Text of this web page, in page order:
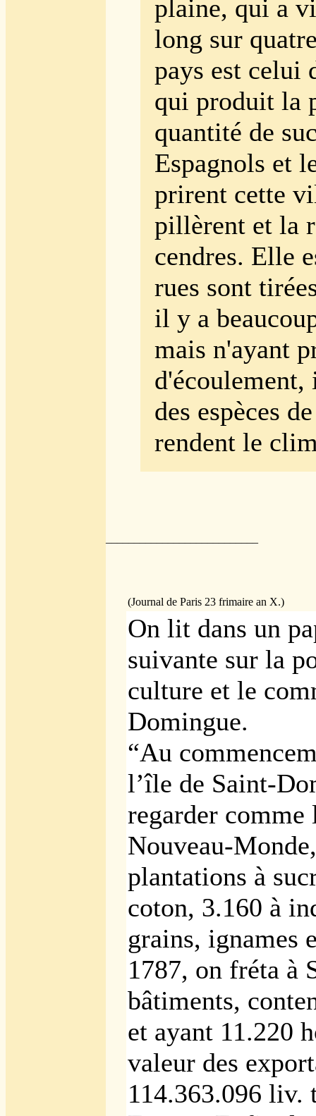
plaine, qui a
long sur
pays est celui
qui produit la
quantité de
Espagnols et
prirent cette
pillèrent et la
cendres. Elle
rues sont
il y a
mais n'ayant
des espèces
rendent le
(Journal de Paris 23 frimaire an X.)
On lit dans un
suivante sur la
culture et le
Domingue.
“Au
l’île de Saint-
regarder comme
Nouveau-
plantations à
coton, 3.160 à
grains, ignames
1787, on fréta à
bâtiments,
et ayant 11.220
valeur des
114.363.096 liv.